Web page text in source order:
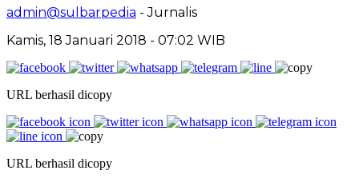
admin@sulbarpedia - Jurnalis
Kamis, 18 Januari 2018 - 07:02 WIB
URL berhasil dicopy
URL berhasil dicopy